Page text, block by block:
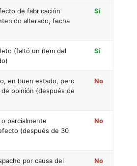
de fabricación
alterado, fecha
Sí
(faltó un ítem del
Sí
en buen estado, pero
opinión (después de
No
parcialmente
(después de 30
No
por causa del
No